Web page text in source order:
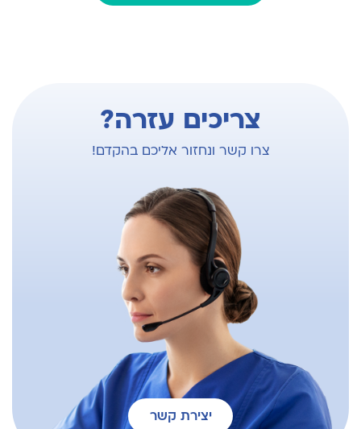
צריכים עזרה?
צרו קשר ונחזור אליכם בהקדם!
יצירת קשר